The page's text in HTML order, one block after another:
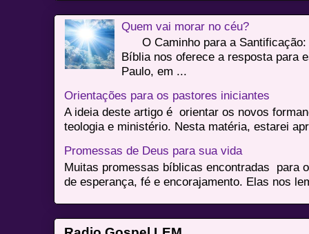
Quem vai morar no céu?
O Caminho para a Santificação:
Bíblia nos oferece a resposta para
Paulo, em ...
Orientações para os pastores iniciantes
A ideia deste artigo é orientar os novos
teologia e ministério. Nesta matéria, estarei
Promessas de Deus para sua vida
Muitas promessas bíblicas encontradas para
de esperança, fé e encorajamento. Elas nos